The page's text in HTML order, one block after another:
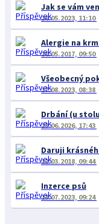
Jak se vám
26.05.2023, 11:10
Alergie na
26.05.2017, 09:50
Všeobecný
17.08.2023, 08:38
Drbání (u
23.06.2026, 17:43
Daruji
12.03.2018, 09:44
Inzerce psů
13.07.2023, 09:24